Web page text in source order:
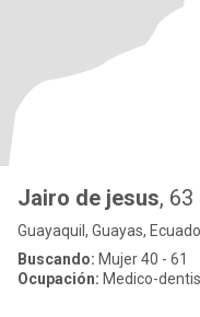
Jairo de jesus, 63
Guayaquil, Guayas,
Buscando: Mujer 40 - 61
Ocupación: Medico-